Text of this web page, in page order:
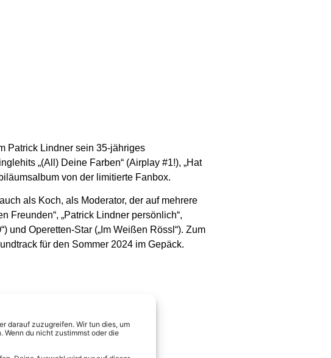
darauf zuzugreifen. Wir tun dies, um
Wenn du nicht zustimmst oder die
Patrick Lindner sein 35-jähriges
„(All) Deine Farben“ (Airplay #1!), „Hat
von der limitierte Fanbox.
als Koch, als Moderator, der auf mehrere
Freunden“, „Patrick Lindner persönlich“,
und Operetten-Star („Im Weißen Rössl“). Zum
für den Sommer 2024 im Gepäck.